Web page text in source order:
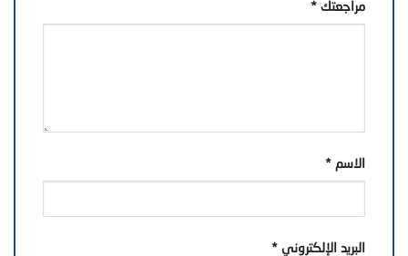
مراجعتك *
الاسم *
البريد الإلكتروني *